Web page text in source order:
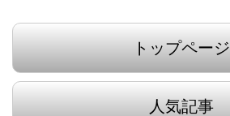
トップページ
人気記事